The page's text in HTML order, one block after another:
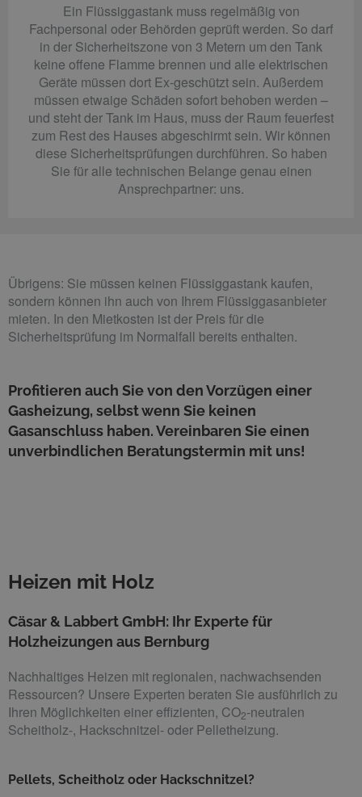
Ein Flüssiggastank muss regelmäßig von
Fachpersonal oder Behörden geprüft werden. So darf
in der Sicherheitszone von 3 Metern um den Tank
keine offene Flamme brennen und alle elektrischen
Geräte müssen dort Ex-geschützt sein. Außerdem
müssen etwaige Schäden sofort behoben werden –
und steht der Tank im Haus, muss der Raum feuerfest
zum Rest des Hauses abgeschirmt sein. Wir können
diese Sicherheitsprüfungen durchführen. So haben
Sie für alle technischen Belange genau einen
Ansprechpartner: uns.
Übrigens: Sie müssen keinen Flüssiggastank kaufen,
sondern können ihn auch von Ihrem Flüssiggasanbieter
mieten. In den Mietkosten ist der Preis für die
Sicherheitsprüfung im Normalfall bereits enthalten.
Profitieren auch Sie von den Vorzügen einer
Gasheizung, selbst wenn Sie keinen
Gasanschluss haben. Vereinbaren Sie einen
unverbindlichen Beratungstermin mit uns!
Heizen mit Holz
Cäsar & Labbert GmbH: Ihr Experte für
Holzheizungen aus Bernburg
Nachhaltiges Heizen mit regionalen, nachwachsenden
Ressourcen? Unsere Experten beraten Sie ausführlich zu
Ihren Möglichkeiten einer effizienten, CO2-neutralen
Scheitholz-, Hackschnitzel- oder Pelletheizung.
Pellets, Scheitholz oder Hackschnitzel?